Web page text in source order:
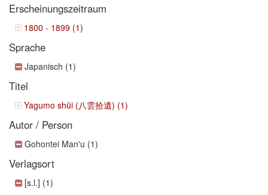
Erscheinungszeitraum
1800 - 1899 (1)
Sprache
Japanisch (1)
Titel
Yagumo shūi (八雲拾遺) (1)
Autor / Person
Gohontei Man'u (1)
Verlagsort
[s.l.] (1)